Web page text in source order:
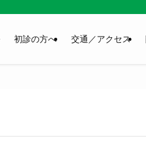
初診の方へ 交通／アクセス